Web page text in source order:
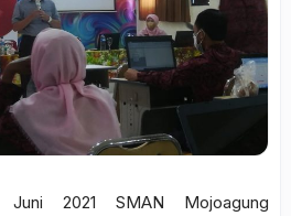
2021 SMAN Mojoagung